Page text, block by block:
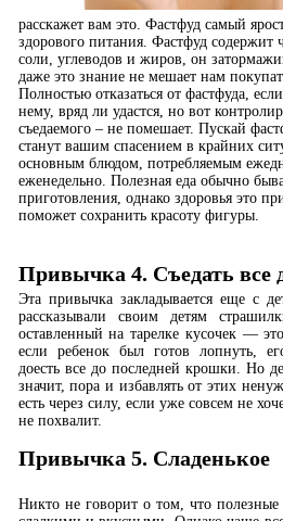
расскажет вам это. Фастфуд самый
здорового питания. Фастфуд содержит
соли, углеводов и жиров, он
даже это знание не мешает нам
Полностью отказаться от фастфуда,
нему, вряд ли удастся, но вот
съедаемого – не помешает. Пускай
станут вашим спасением в крайних
основным блюдом, потребляемым
еженедельно. Полезная еда обычно
приготовления, однако здоровья это
поможет сохранить красоту фигуры.
Привычка 4. Съедать все
Эта привычка закладывается еще с
рассказывали своим детям
оставленный на тарелке кусочек —
если ребенок был готов лопнуть,
доесть все до последней крошки. Но
значит, пора и избавлять от этих
есть через силу, если уже совсем не
не похвалит.
Привычка 5. Сладенькое
Никто не говорит о том, что